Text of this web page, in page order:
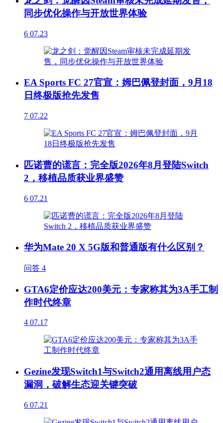
同步优化操作与开放世界体验
6 07.23
EA Sports FC 27官宣：姆巴佩登封面，9月18
日终极版抢先发售
7 07.22
匹诺曹的谎言：完全版2026年8月登陆Switch
2，移植品质获业界盛赞
6 07.21
华为Mate 20 X 5G版和普通版有什么区别？
问答 4
GTA6定价应达200美元：专家称其为3A手工制
作时代终章
4 07.17
Gezine发现Switch1与Switch2通用离线用户态
漏洞，破解生态迎关键突破
6 07.21